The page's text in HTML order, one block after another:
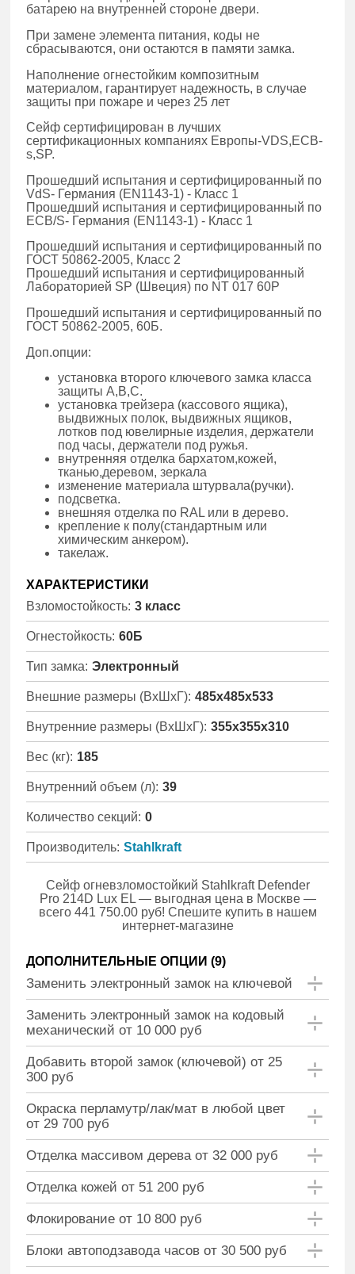
батарею на внутренней стороне двери.
При замене элемента питания, коды не
сбрасываются, они остаются в памяти замка.
Наполнение огнестойким композитным
материалом, гарантирует надежность, в случае
защиты при пожаре и через 25 лет
Сейф сертифицирован в лучших
сертификационных компаниях Европы-VDS,ECB-
s,SP.
Прошедший испытания и сертифицированный по
VdS- Германия (EN1143-1) - Класс 1
Прошедший испытания и сертифицированный по
ECB/S- Германия (EN1143-1) - Класс 1
Прошедший испытания и сертифицированный по
ГОСТ 50862-2005, Класс 2
Прошедший испытания и сертифицированный
Лабораторией SP (Швеция) по NT 017 60P
Прошедший испытания и сертифицированный по
ГОСТ 50862-2005, 60Б.
Доп.опции:
установка второго ключевого замка класса
защиты А,В,С.
установка трейзера (кассового ящика),
выдвижных полок, выдвижных ящиков,
лотков под ювелирные изделия, держатели
под часы, держатели под ружья.
внутренняя отделка бархатом,кожей,
тканью,деревом, зеркала
изменение материала штурвала(ручки).
подсветка.
внешняя отделка по RAL или в дерево.
крепление к полу(стандартным или
химическим анкером).
такелаж.
ХАРАКТЕРИСТИКИ
Взломостойкость: 3 класс
Огнестойкость: 60Б
Тип замка: Электронный
Внешние размеры (ВхШхГ): 485x485x533
Внутренние размеры (ВхШхГ): 355x355x310
Вес (кг): 185
Внутренний объем (л): 39
Количество секций: 0
Производитель: Stahlkraft
Сейф огневзломостойкий Stahlkraft Defender
Pro 214D Lux EL — выгодная цена в Москве —
всего 441 750.00 руб! Спешите купить в нашем
интернет-магазине
ДОПОЛНИТЕЛЬНЫЕ ОПЦИИ (9)
Заменить электронный замок на ключевой
Заменить электронный замок на кодовый
механический от 10 000 руб
Добавить второй замок (ключевой) от 25
300 руб
Окраска перламутр/лак/мат в любой цвет
от 29 700 руб
Отделка массивом дерева от 32 000 руб
Отделка кожей от 51 200 руб
Флокирование от 10 800 руб
Блоки автоподзавода часов от 30 500 руб